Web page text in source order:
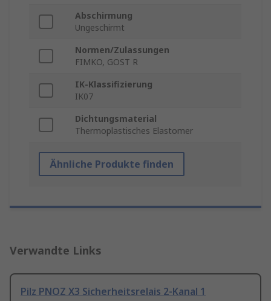
Abschirmung
Ungeschirmt
Normen/Zulassungen
FIMKO, GOST R
IK-Klassifizierung
IK07
Dichtungsmaterial
Thermoplastisches Elastomer
Ähnliche Produkte finden
Verwandte Links
Pilz PNOZ X3 Sicherheitsrelais 2-Kanal 1